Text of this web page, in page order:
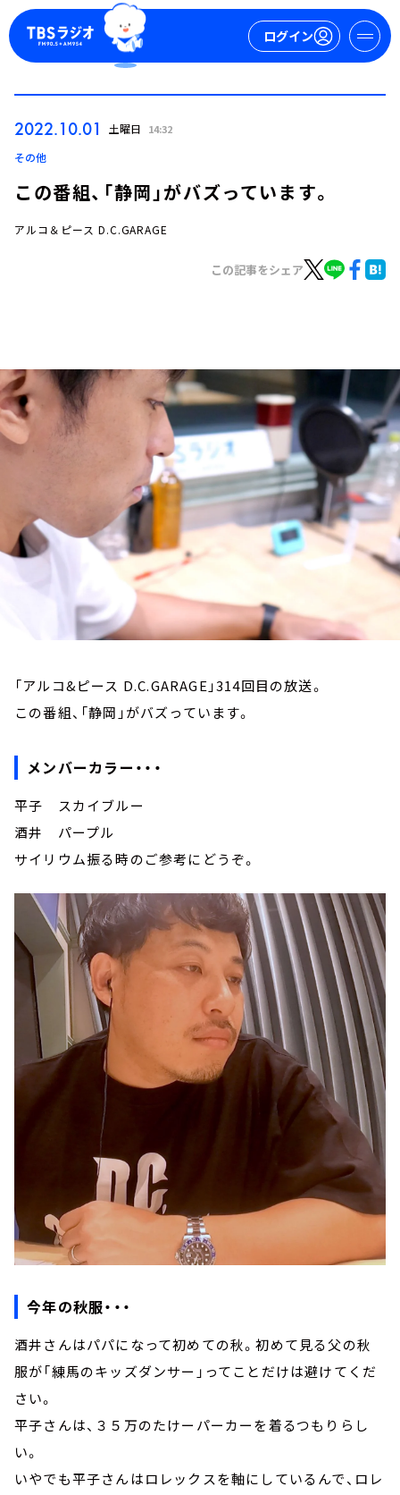
ログイン
トピックス
TBS Podcast
お知らせ
イベント・グッズ
2022.10.01 土曜日 14:32
その他
この番組、「静岡」がバズっています。
アルコ＆ピース D.C.GARAGE
この記事をシェア
「アルコ&ピース D.C.GARAGE」314回目の放送。
この番組、「静岡」がバズっています。
メンバーカラー・・・
平子 スカイブルー
酒井 パープル
サイリウム振る時のご参考にどうぞ。
今年の秋服・・・
酒井さんはパパになって初めての秋。初めて見る父の秋
服が「練馬のキッズダンサー」ってことだけは避けてくだ
さい。
平子さんは、３５万のたけーパーカーを着るつもりらし
い。
いやでも平子さんはロレックスを軸にしているんで、ロレ